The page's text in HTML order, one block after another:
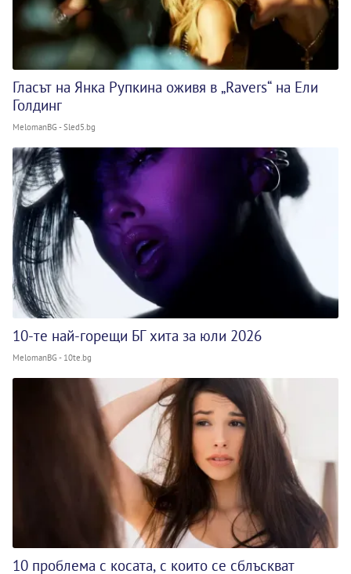
Гласът на Янка Рупкина оживя в „Ravers“ на Ели
Голдинг
MelomanBG - Sled5.bg
10-те най-горещи БГ хита за юли 2026
MelomanBG - 10te.bg
10 проблема с косата, с които се сблъскват